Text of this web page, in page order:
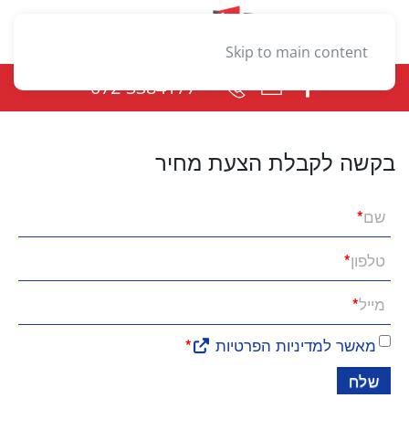
Skip to main content
072-3384177
בקשה לקבלת הצעת מחיר
שם*
טלפון*
מייל*
מאשר למדיניות הפרטיות *
שלח